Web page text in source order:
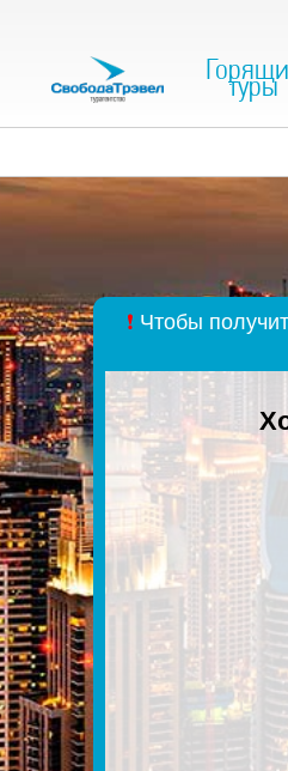
туры
❗ Чтобы